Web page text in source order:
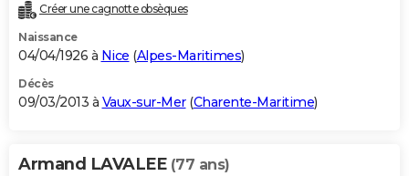
Créer une cagnotte obsèques
Naissance
04/04/1926 à Nice (Alpes-Maritimes)
Décès
09/03/2013 à Vaux-sur-Mer(Charente-Maritime)
Armand LAVALEE (77 ans)